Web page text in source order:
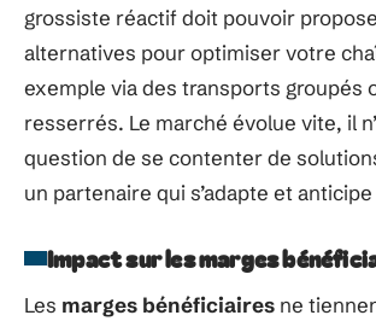
grossiste réactif doit pouvoir
alternatives pour optimiser votre
exemple via des transports groupés
resserrés. Le marché évolue vite, il
question de se contenter de
un partenaire qui s’adapte et
Impact sur les marges
Les marges bénéficiaires ne